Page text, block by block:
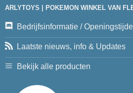
ARLYTOYS | POKEMON WINKEL VAN
Bedrijfsinformatie /
Laatste nieuws, info & Updates
Bekijk alle producten